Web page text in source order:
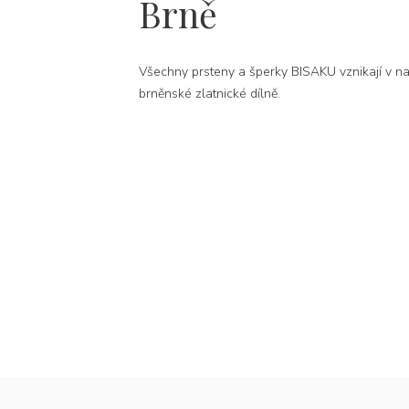
Brně
Všechny prsteny a šperky BISAKU vznikají v
brněnské zlatnické dílně.